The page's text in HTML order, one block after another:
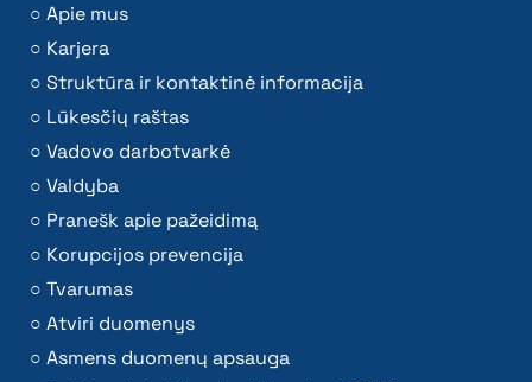
Apie mus
Karjera
Struktūra ir kontaktinė informacija
Lūkesčių raštas
Vadovo darbotvarkė
Valdyba
Pranešk apie pažeidimą
Korupcijos prevencija
Tvarumas
Atviri duomenys
Asmens duomenų apsauga